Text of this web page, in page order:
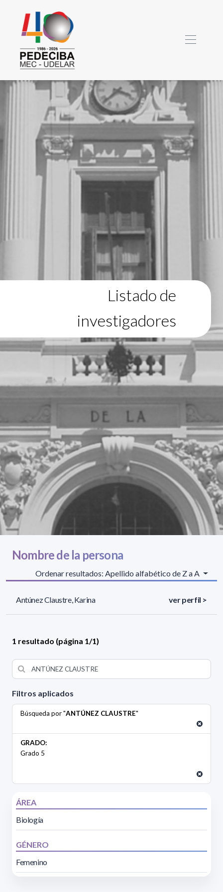
Listado de
investigadores
Filtros aplicados
Búsqueda por "ANTÚNEZ CLAUSTRE"
GRADO:
Grado 5
ÁREA
Biología
GÉNERO
Femenino
Nombre de la persona
Ordenar resultados: Apellido alfabético de Z a A
Antúnez Claustre, Karina ver perfil >
1 resultado (página 1/1)